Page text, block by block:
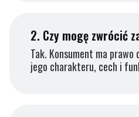
2. Czy mogę zwrócić
Tak. Konsument ma
jego charakteru, cech i